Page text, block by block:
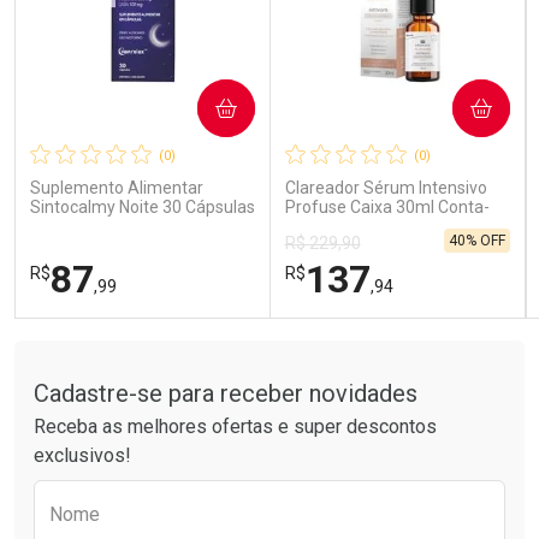
Comprar sem Desconto
Por R$ 15,99/cada
Comprar sem Desconto
Por R$ 15,99/cada
Comprar sem Desconto
Por R$ 189,99/cada
Comprar sem Desconto
Por R$ 189,99/cada
(0)
Suplemento Alimentar
Sintocalmy Noite 30 Cápsulas
R$87,99
COMPRAR
Laboratório
Por Menos
(0)
Clareador Sérum Intensivo
Profuse Caixa 30ml Conta-
R$ 229,90
R$137,94
40% OFF
COMPRAR
Laboratório
Por Menos
Cadastre-se para receber novidades
Receba as melhores ofertas e super descontos
exclusivos!
Nome